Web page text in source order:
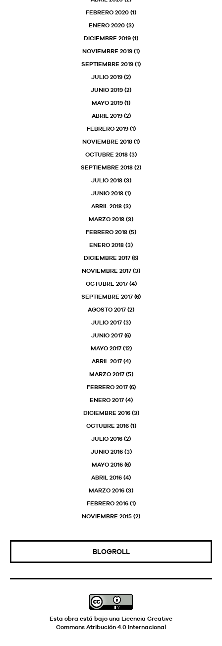
FEBRERO 2020 (1)
ENERO 2020(3)
DICIEMBRE 2019 (1)
NOVIEMBRE 2019 (1)
SEPTIEMBRE 2019 (1)
JULIO 2019 (2)
JUNIO 2019 (2)
MAYO 2019 (1)
ABRIL 2019(2)
FEBRERO 2019(1)
NOVIEMBRE 2018 (1)
OCTUBRE 2018 (3)
SEPTIEMBRE 2018 (2)
JULIO 2018(3)
JUNIO 2018 (1)
ABRIL 2018 (3)
MARZO 2018 (3)
FEBRERO 2018 (5)
ENERO 2018 (3)
DICIEMBRE 2017 (6)
NOVIEMBRE 2017 (3)
OCTUBRE 2017(4)
SEPTIEMBRE 2017 (6)
AGOSTO 2017 (2)
JULIO 2017 (3)
JUNIO 2017 (6)
MAYO 2017(12)
ABRIL 2017(4)
MARZO 2017(5)
FEBRERO 2017(6)
ENERO 2017(4)
DICIEMBRE 2016(3)
OCTUBRE 2016(1)
JULIO 2016 (2)
JUNIO 2016(3)
MAYO 2016(6)
ABRIL 2016 (4)
MARZO 2016 (3)
FEBRERO 2016(1)
NOVIEMBRE 2015 (2)
BLOGROLL
Esta obra está bajo una Licencia Creative
Commons Atribución 4.0 Internacional